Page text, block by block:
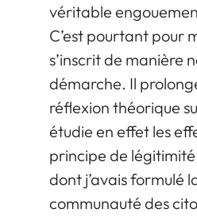
véritable
C’est pourtant pour
s’inscrit de manière
démarche. Il
réflexion théorique
étudie en effet les
principe de légitimité
dont j’avais formulé
communauté des